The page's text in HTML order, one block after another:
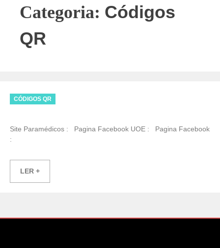
Categoria: Códigos
QR
Categories
CÓDIGOS QR
Site Paramédicos : Pagina Facebook UOE : Pagina Facebook
:
LER +